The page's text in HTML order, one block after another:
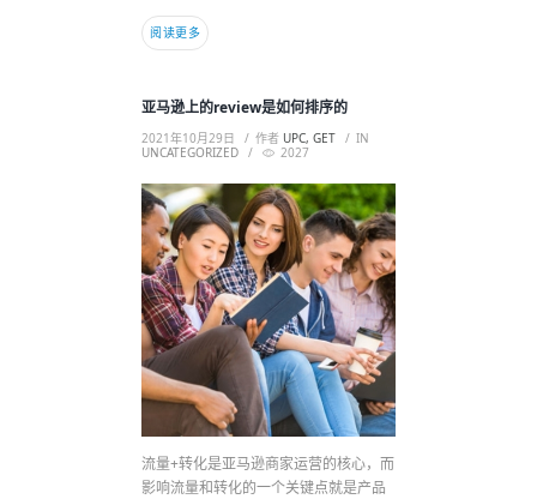
阅读更多
亚马逊上的review是如何排序的
2021年10月29日 作者 UPC, GET
IN
UNCATEGORIZED
2027
流量+转化是亚马逊商家运营的核心，而
影响流量和转化的一个关键点就是产品